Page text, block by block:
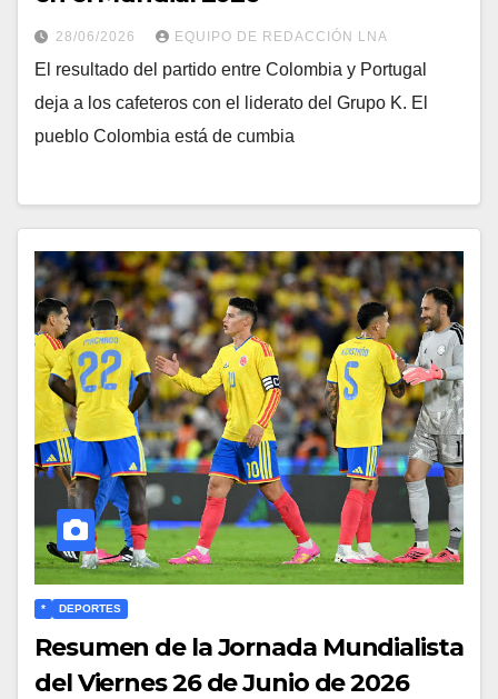
28/06/2026 EQUIPO DE REDACCIÓN LNA
El resultado del partido entre Colombia y Portugal
deja a los cafeteros con el liderato del Grupo K. El
pueblo Colombia está de cumbia
* DEPORTES
Resumen de la Jornada Mundialista
del Viernes 26 de Junio de 2026